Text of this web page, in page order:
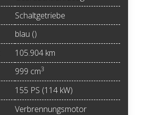
Schaltgetriebe
blau ()
105.904 km
999 cm3
155 PS (114 kW)
Verbrennungsmotor